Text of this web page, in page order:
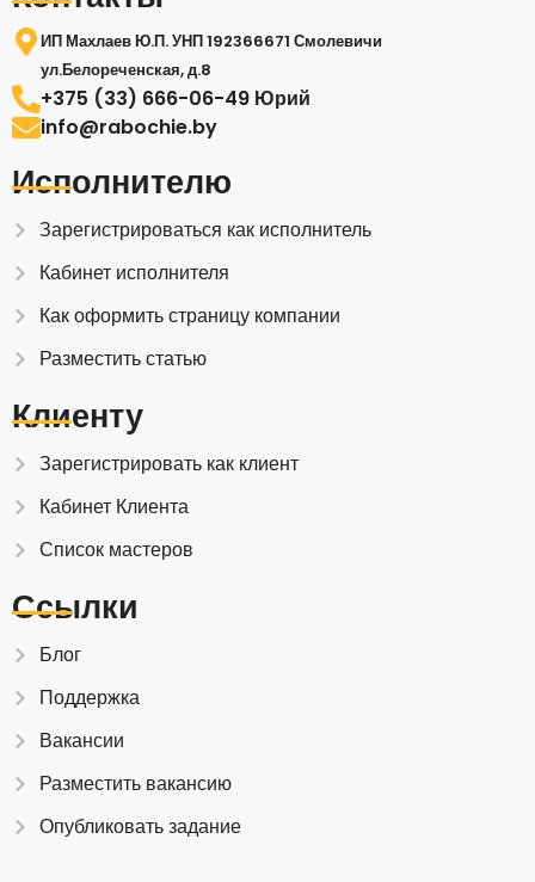
ИП Махлаев Ю.П. УНП 192366671 Смолевичи
ул.Белореченская, д.8
+375 (33) 666-06-49 Юрий
info@rabochie.by
Исполнителю
Зарегистрироваться как исполнитель
Кабинет исполнителя
Как оформить страницу компании
Разместить статью
Клиенту
Зарегистрировать как клиент
Кабинет Клиента
Список мастеров
Ссылки
Блог
Поддержка
Вакансии
Разместить вакансию
Опубликовать задание